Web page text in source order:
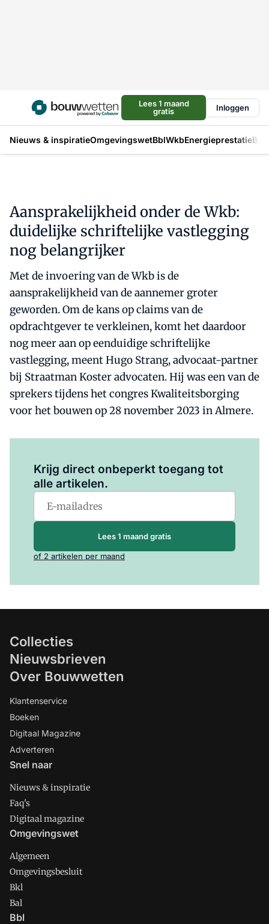
Lees 1 maand
gratis
Inloggen
Nieuws & inspiratieOmgevingswetBblWkbEnergieprestatie
Aansprakelijkheid onder de Wkb:
duidelijke schriftelijke vastlegging
nog belangrijker
Met de invoering van de Wkb is de
aansprakelijkheid van de aannemer groter
geworden. Om de kans op claims van de
opdrachtgever te verkleinen, komt het daardoor
nog meer aan op eenduidige schriftelijke
vastlegging, meent Hugo Strang, advocaat-partner
bij Straatman Koster advocaten. Hij was een van de
sprekers tijdens het congres Kwaliteitsborging
voor het bouwen op 28 november 2023 in Almere.
Krijg direct onbeperkt toegang tot
alle artikelen.
Lees 1 maand gratis
of 2 artikelen per maand
Collecties
Nieuwsbrieven
Over Bouwwetten
Klantenservice
Boeken
Digitaal Magazine
Adverteren
Snel naar
Nieuws & inspiratie
Faq's
Digitaal magazine
Omgevingswet
Algemeen
Omgevingsbesluit
Bkl
Bal
Bbl